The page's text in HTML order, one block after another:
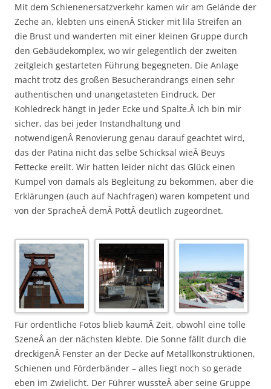
Mit dem Schienenersatzverkehr kamen wir am Gelände der
Zeche an, klebten uns einenÂ Sticker mit lila Streifen an
die Brust und wanderten mit einer kleinen Gruppe durch
den Gebäudekomplex, wo wir gelegentlich der zweiten
zeitgleich gestarteten Führung begegneten. Die Anlage
macht trotz des großen Besucherandrangs einen sehr
authentischen und unangetasteten Eindruck. Der
Kohledreck hängt in jeder Ecke und Spalte.Â Ich bin mir
sicher, das bei jeder Instandhaltung und
notwendigenÂ Renovierung genau darauf geachtet wird,
das der Patina nicht das selbe Schicksal wieÂ Beuys
Fettecke ereilt. Wir hatten leider nicht das Glück einen
Kumpel von damals als Begleitung zu bekommen, aber die
Erklärungen (auch auf Nachfragen) waren kompetent und
von der SpracheÂ demÂ PottÂ deutlich zugeordnet.
Für ordentliche Fotos blieb kaumÂ Zeit, obwohl eine tolle
SzeneÂ an der nächsten klebte. Die Sonne fällt durch die
dreckigenÂ Fenster an der Decke auf Metallkonstruktionen,
Schienen und Förderbänder – alles liegt noch so gerade
eben im Zwielicht. Der Führer wussteÂ aber seine Gruppe